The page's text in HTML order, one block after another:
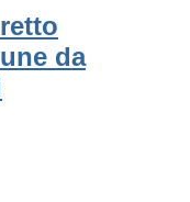
da